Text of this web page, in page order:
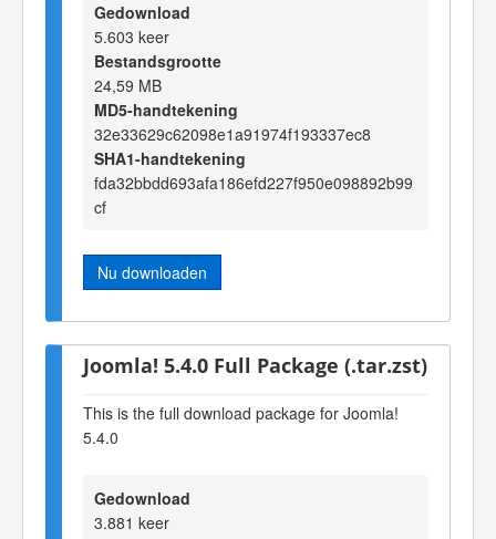
Gedownload
5.603 keer
Bestandsgrootte
24,59 MB
MD5-handtekening
32e33629c62098e1a91974f193337ec8
SHA1-handtekening
fda32bbdd693afa186efd227f950e098892b99
cf
Nu downloaden
Joomla! 5.4.0 Full Package (.tar.zst)
This is the full download package for Joomla!
5.4.0
Gedownload
3.881 keer